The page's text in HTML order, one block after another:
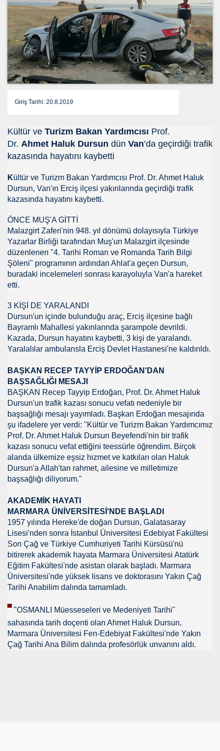
Giriş Tarihi: 20.8.2019
Kültür ve Turizm Bakan Yardımcısı Prof.
Dr. Ahmet Haluk Dursun dün Van’da geçirdiği trafik
kazasında hayatını kaybetti
Kültür ve Turizm Bakan Yardımcısı Prof. Dr. Ahmet Haluk
Dursun, Van'ın Erciş ilçesi yakınlarında geçirdiği trafik
kazasında hayatını kaybetti.
ÖNCE MUŞ'A GİTTİ
Malazgirt Zaferi'nin 948. yıl dönümü dolayısıyla Türkiye
Yazarlar Birliği tarafından Muş'un Malazgirt ilçesinde
düzenlenen "4. Tarihi Roman ve Romanda Tarih Bilgi
Şöleni" programının ardından Ahlat'a geçen Dursun,
buradaki incelemeleri sonrası karayoluyla Van'a hareket
etti.
3 KİŞİ DE YARALANDI
Dursun'un içinde bulunduğu araç, Erciş ilçesine bağlı
Bayramlı Mahallesi yakınlarında şarampole devrildi.
Kazada, Dursun hayatını kaybetti, 3 kişi de yaralandı.
Yaralalılar ambulansla Erciş Devlet Hastanesi'ne kaldırıldı.
BAŞKAN RECEP TAYYİP ERDOĞAN'DAN
BAŞSAĞLIĞI MESAJI
BAŞKAN Recep Tayyip Erdoğan, Prof. Dr. Ahmet Haluk
Dursun'un trafik kazası sonucu vefatı nedeniyle bir
başsağlığı mesajı yayımladı. Başkan Erdoğan mesajında
şu ifadelere yer verdi: "Kültür ve Turizm Bakan Yardımcımız
Prof. Dr. Ahmet Haluk Dursun Beyefendi'nin bir trafik
kazası sonucu vefat ettiğini teessürle öğrendim. Birçok
alanda ülkemize eşsiz hizmet ve katkıları olan Haluk
Dursun'a Allah'tan rahmet, ailesine ve milletimize
başsağlığı diliyorum."
AKADEMİK HAYATI
MARMARA ÜNİVERSİTESİ'NDE BAŞLADI
1957 yılında Hereke'de doğan Dursun, Galatasaray
Lisesi'nden sonra İstanbul Üniversitesi Edebiyat Fakültesi
Son Çağ ve Türkiye Cumhuriyeti Tarihi Kürsüsü'nü
bitirerek akademik hayata Marmara Üniversitesi Atatürk
Eğitim Fakültesi'nde asistan olarak başladı. Marmara
Üniversitesi'nde yüksek lisans ve doktorasını Yakın Çağ
Tarihi Anabilim dalında tamamladı.
"OSMANLI Müesseseleri ve Medeniyeti Tarihi"
sahasında tarih doçenti olan Ahmet Haluk Dursun,
Marmara Üniversitesi Fen-Edebiyat Fakültesi'nde Yakın
Çağ Tarihi Ana Bilim dalında profesörlük unvanını aldı.
REZERV SİSTEMİ-Prof.M.GÜNDOĞAN.
Birliği
FRANSA
.Dr.Hamdi KALYONCU
LÜTFÜ OFLAZ
EDİLİYOR YOSA
969 HAREKETİ
YAKIT SUNUMU. HALİÇ KONGRE MRK.
SERKAN KORKUT
ALTINDA ERBAKANIN SUÇU NEDEN GÖNDERLDİ